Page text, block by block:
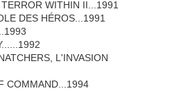
WITHIN II...1991
DES HÉROS...1991
L'INVASION
COMMAND...1994